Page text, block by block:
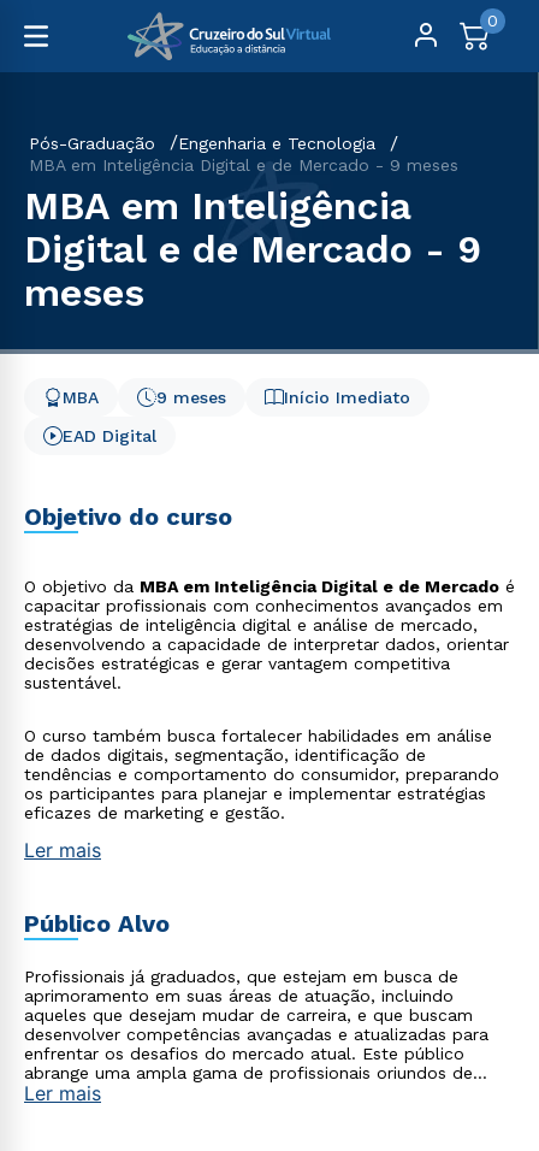
0
Pós-Graduação
Engenharia e Tecnologia
MBA em Inteligência Digital e de Mercado - 9 meses
MBA em Inteligência
Digital e de Mercado - 9
meses
Início Imediato
9 meses
MBA
EAD Digital
Objetivo do curso
O objetivo da MBA em Inteligência Digital e de Mercado é
capacitar profissionais com conhecimentos avançados em
estratégias de inteligência digital e análise de mercado,
desenvolvendo a capacidade de interpretar dados, orientar
decisões estratégicas e gerar vantagem competitiva
sustentável.
O curso também busca fortalecer habilidades em análise
de dados digitais, segmentação, identificação de
tendências e comportamento do consumidor, preparando
os participantes para planejar e implementar estratégias
eficazes de marketing e gestão.
Ler mais
Público Alvo
Profissionais já graduados, que estejam em busca de
aprimoramento em suas áreas de atuação, incluindo
aqueles que desejam mudar de carreira, e que buscam
desenvolver competências avançadas e atualizadas para
enfrentar os desafios do mercado atual. Este público
abrange uma ampla gama de profissionais oriundos de
diversas áreas, como tecnologia, saúde, empresarial,
Ler mais